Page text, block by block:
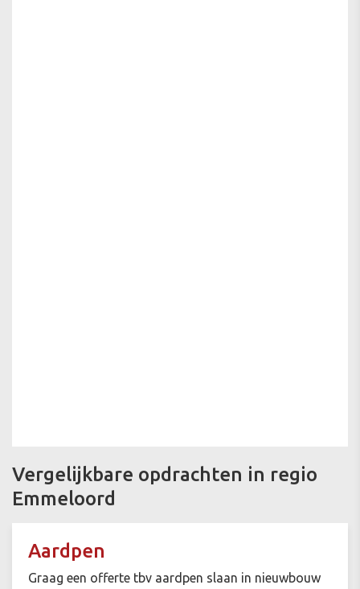
Vergelijkbare opdrachten in regio
Emmeloord
Aardpen
Graag een offerte tbv aardpen slaan in nieuwbouw